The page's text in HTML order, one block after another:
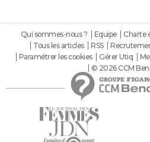
Qui sommes-nous ? Equipe Charte
Tous les articles
RSS
Paramétrer les cookies
Gérer Utiq
© 2026 CCM